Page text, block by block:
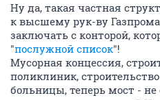
Ну да, такая частная
к высшему рук-ву
заключать с конторой,
"послужной список"!
Мусорная концессия,
поликлиник,
больницы, теперь мост -